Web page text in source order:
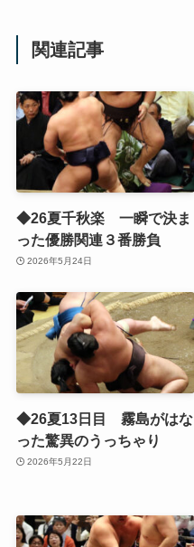
関連記事
◆26夏千秋楽 一瞬で決ま
った優勝関連３番勝負
2026年5月24日
◆26夏13日目 霧島がはな
った驚異のうっちゃり
2026年5月22日